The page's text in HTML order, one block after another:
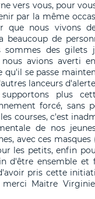
vers vous, pour
par la même
que nous vivons
beaucoup de
sommes des gilets
avions averti
qu'il se passe
lanceurs
plus
forcé, sans
courses, c'est
de nos
avec ces masques
les petits, enfin
d'être ensemble et
pris cette
merci Maitre